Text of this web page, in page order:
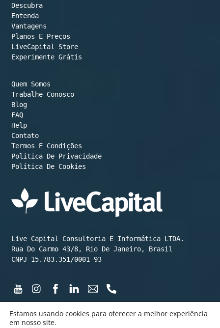
Descubra
Entenda
Vantagens
Planos E Preços
LiveCapital Store
Experimente Grátis
Quem Somos
Trabalhe Conosco
Blog
FAQ
Help
Contato
Termos E Condições
Política De Cookies
Live Capital Consultoria E Informática LTDA.
Rua Do Carmo 43/8, Rio De Janeiro, Brasil
CNPJ 15.783.351/0001-93
Estamos usando cookies para oferecer a melhor experiência
em nosso site.